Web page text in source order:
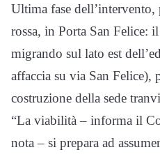
Ultima fase dell’intervento,
rossa, in Porta San Felice:
migrando sul lato est
affaccia su via San Felice),
costruzione della sede
“La viabilità – informa il
nota – si prepara ad